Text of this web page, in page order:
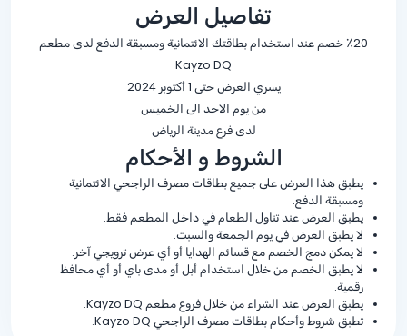
تفاصيل العرض
٪20 خصم عند استخدام بطاقتك الائتمانية ومسبقة الدفع لدى مطعم
Kayzo DQ
يسري العرض حتى 1 أكتوبر 2024
من يوم الاحد الى الخميس
لدى فرع مدينة الرياض
الشروط و الأحكام
يطبق هذا العرض على جميع بطاقات مصرف الراجحي الائتمانية
ومسبقة الدفع.
يطبق العرض عند تناول الطعام في داخل المطعم فقط.
لا يطبق العرض في يوم الجمعة والسبت.
لا يمكن دمج الخصم مع قسائم الهدايا أو أي عرض ترويجي آخر.
لا يطبق الخصم من خلال استخدام أبل أو مدى باي أو أي محافظ
رقمية.
يطبق العرض عند الشراء من خلال فروع مطعم Kayzo DQ.
تطبق شروط وأحكام بطاقات مصرف الراجحي Kayzo DQ.